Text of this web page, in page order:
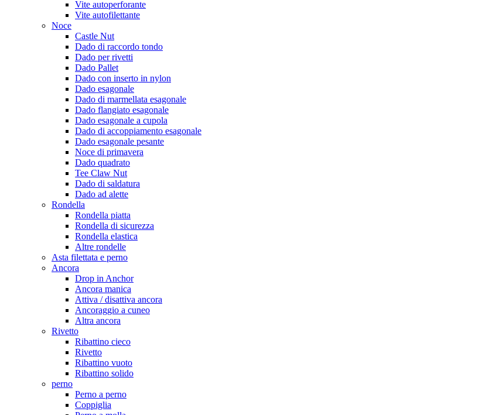
Vite autoperforante
Vite autofilettante
Noce
Castle Nut
Dado di raccordo tondo
Dado per rivetti
Dado Pallet
Dado con inserto in nylon
Dado esagonale
Dado di marmellata esagonale
Dado flangiato esagonale
Dado esagonale a cupola
Dado di accoppiamento esagonale
Dado esagonale pesante
Noce di primavera
Dado quadrato
Tee Claw Nut
Dado di saldatura
Dado ad alette
Rondella
Rondella piatta
Rondella di sicurezza
Rondella elastica
Altre rondelle
Asta filettata e perno
Ancora
Drop in Anchor
Ancora manica
Attiva / disattiva ancora
Ancoraggio a cuneo
Altra ancora
Rivetto
Ribattino cieco
Rivetto
Ribattino vuoto
Ribattino solido
perno
Perno a perno
Coppiglia